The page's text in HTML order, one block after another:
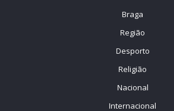
Braga
Região
Desporto
Religião
Nacional
Internacional